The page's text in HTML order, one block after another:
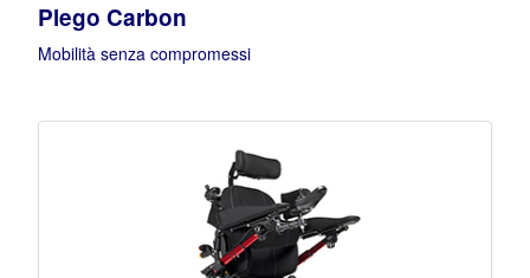
Plego Carbon
Mobilità senza compromessi